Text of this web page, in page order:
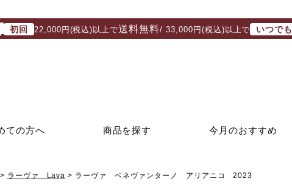
初回 22,000円(税込)以上で送料無料/ 33,000円(税込)以上で いつでも
ての方へ 商品を探す 今月のおすすめ
ラーヴァ Lava ラーヴァ ベネヴァンターノ アリアニコ 2023